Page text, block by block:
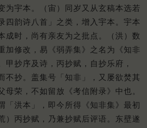
为宇本。（宙）同岁又从玄稿本选若
四韵诗八首」之类，增入宇本。宇本
成时，尚有亲友为之批点。（洪）数
加修改，易《弱弄集》之名为《知非
甲抄序及诗，丙抄赋，自抄乐府，
不抄。盖集号「知非」，又屡欲焚其
母荣，不如留放《考信附录》中也。
「洪本」，即今所得《知非集》最初
）丙抄赋，乃兼抄赋后评语。东壁遂